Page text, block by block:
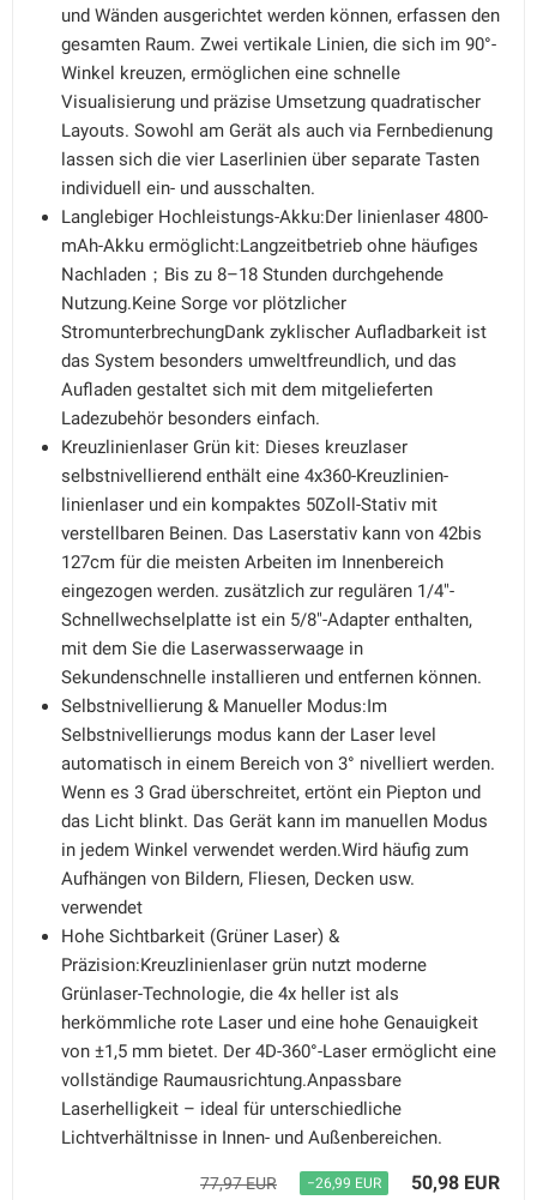
und Wänden ausgerichtet werden können, erfassen den
gesamten Raum. Zwei vertikale Linien, die sich im 90°-
Winkel kreuzen, ermöglichen eine schnelle
Visualisierung und präzise Umsetzung quadratischer
Layouts. Sowohl am Gerät als auch via Fernbedienung
lassen sich die vier Laserlinien über separate Tasten
individuell ein- und ausschalten.
Langlebiger Hochleistungs-Akku:Der linienlaser 4800-
mAh-Akku ermöglicht:Langzeitbetrieb ohne häufiges
Nachladen；Bis zu 8–18 Stunden durchgehende
Nutzung.Keine Sorge vor plötzlicher
StromunterbrechungDank zyklischer Aufladbarkeit ist
das System besonders umweltfreundlich, und das
Aufladen gestaltet sich mit dem mitgelieferten
Ladezubehör besonders einfach.
Kreuzlinienlaser Grün kit: Dieses kreuzlaser
selbstnivellierend enthält eine 4x360-Kreuzlinien-
linienlaser und ein kompaktes 50Zoll-Stativ mit
verstellbaren Beinen. Das Laserstativ kann von 42bis
127cm für die meisten Arbeiten im Innenbereich
eingezogen werden. zusätzlich zur regulären 1/4"-
Schnellwechselplatte ist ein 5/8"-Adapter enthalten,
mit dem Sie die Laserwasserwaage in
Sekundenschnelle installieren und entfernen können.
Selbstnivellierung & Manueller Modus:Im
Selbstnivellierungs modus kann der Laser level
automatisch in einem Bereich von 3° nivelliert werden.
Wenn es 3 Grad überschreitet, ertönt ein Piepton und
das Licht blinkt. Das Gerät kann im manuellen Modus
in jedem Winkel verwendet werden.Wird häufig zum
Aufhängen von Bildern, Fliesen, Decken usw.
verwendet
Hohe Sichtbarkeit (Grüner Laser) &
Präzision:Kreuzlinienlaser grün nutzt moderne
Grünlaser-Technologie, die 4x heller ist als
herkömmliche rote Laser und eine hohe Genauigkeit
von ±1,5 mm bietet. Der 4D-360°-Laser ermöglicht eine
vollständige Raumausrichtung.Anpassbare
Laserhelligkeit – ideal für unterschiedliche
Lichtverhältnisse in Innen- und Außenbereichen.
77,97 EUR −26,99 EUR 50,98 EUR